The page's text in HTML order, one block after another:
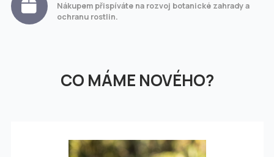
Nákupem přispíváte na rozvoj botanické zahrady a
ochranu rostlin.
CO MÁME NOVÉHO?